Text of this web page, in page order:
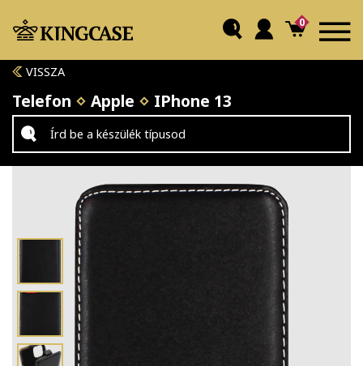
0
VISSZA
Telefon Apple IPhone 13